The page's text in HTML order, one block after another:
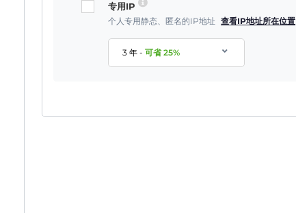
专用IP
个人专用静态、匿名的IP地址 查看IP地址所在位置
3 年-可省25%